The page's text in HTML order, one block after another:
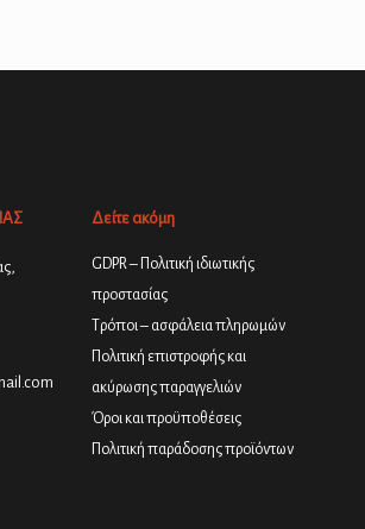
Δείτε ακόμη
GDPR – Πολιτική ιδιωτικής
προστασίας
Τρόποι – ασφάλεια πληρωμών
Πολιτική επιστροφής και
ακύρωσης παραγγελιών
Όροι και προϋποθέσεις
Πολιτική παράδοσης προϊόντων